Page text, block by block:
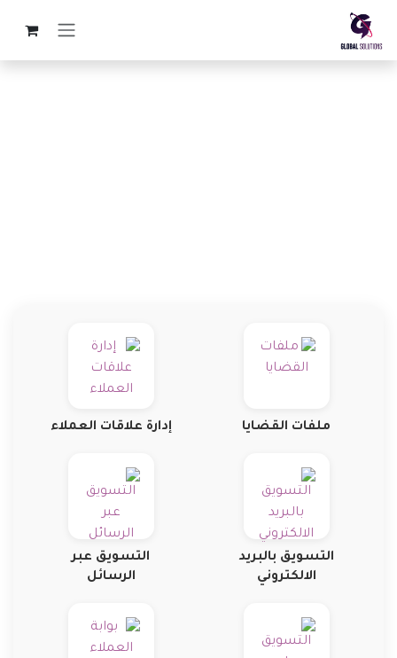
تخطي للذهاب إلى المحتوى
ملفات القضايا إدارة علاقات العملاء
التسويق بالبريد
الالكتروني
التسويق عبر
الرسائل